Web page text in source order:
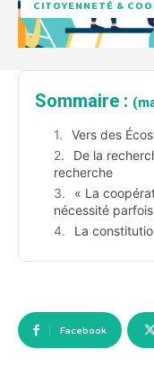
CITOYENNETÉ &
Sommaire :
Vers des
De la
recherche
« La
nécessité
La
Facebook